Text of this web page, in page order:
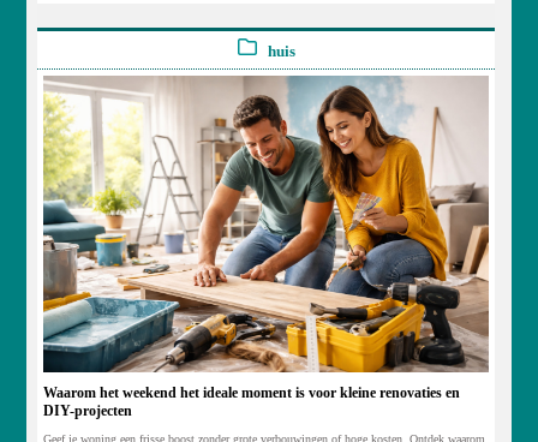
huis
Waarom het weekend het ideale moment is voor kleine renovaties en
DIY-projecten